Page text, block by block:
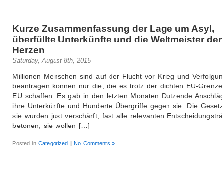
Kurze Zusammenfassung der Lage um Asyl,
überfüllte Unterkünfte und die Weltmeister der
Herzen
Saturday, August 8th, 2015
Millionen Menschen sind auf der Flucht vor Krieg und
beantragen können nur die, die es trotz der dichten EU-
EU schaffen. Es gab in den letzten Monaten Dutzende
ihre Unterkünfte und Hunderte Übergriffe gegen sie. Die
sie wurden just verschärft; fast alle relevanten
betonen, sie wollen […]
Posted inCategorized | No Comments »